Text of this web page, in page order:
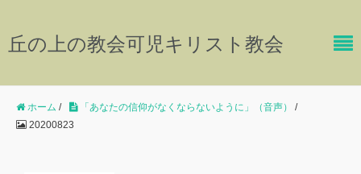
丘の上の教会可児キリスト教会
ホーム / 「あなたの信仰がなくならないように」（音声）
/
20200823